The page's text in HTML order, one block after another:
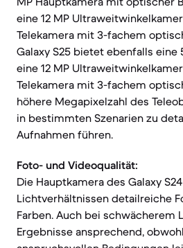
eine 12 MP
Telekamera mit 3-fachem
Galaxy S25 bietet ebenfalls eine
eine 12 MP
Telekamera mit 3-fachem
höhere Megapixelzahl des
in bestimmten Szenarien zu
Aufnahmen führen.
Foto- und Videoqualität:
Die Hauptkamera des Galaxy
Lichtverhältnissen detailreiche
Farben. Auch bei schwächerem
Ergebnisse ansprechend,